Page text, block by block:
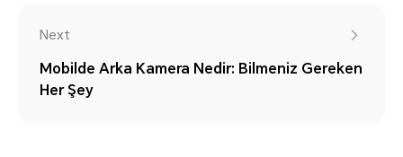
Next
Mobilde Arka Kamera Nedir: Bilmeniz Gereken
Her Şey